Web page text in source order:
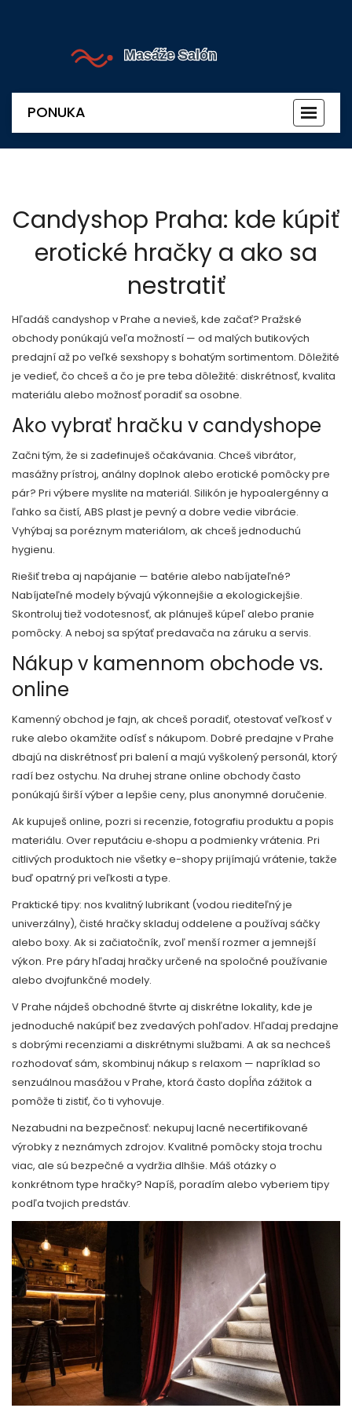
PONUKA
Candyshop Praha: kde kúpiť
erotické hračky a ako sa
nestratiť
Hľadáš candyshop v Prahe a nevieš, kde začať? Pražské
obchody ponúkajú veľa možností — od malých butikových
predajní až po veľké sexshopy s bohatým sortimentom. Dôležité
je vedieť, čo chceš a čo je pre teba dôležité: diskrétnosť, kvalita
materiálu alebo možnosť poradiť sa osobne.
Ako vybrať hračku v candyshope
Začni tým, že si zadefinuješ očakávania. Chceš vibrátor,
masážny prístroj, análny doplnok alebo erotické pomôcky pre
pár? Pri výbere myslite na materiál. Silikón je hypoalergénny a
ľahko sa čistí, ABS plast je pevný a dobre vedie vibrácie.
Vyhýbaj sa poréznym materiálom, ak chceš jednoduchú
hygienu.
Riešiť treba aj napájanie — batérie alebo nabíjateľné?
Nabíjateľné modely bývajú výkonnejšie a ekologickejšie.
Skontroluj tiež vodotesnosť, ak plánuješ kúpeľ alebo pranie
pomôcky. A neboj sa spýtať predavača na záruku a servis.
Nákup v kamennom obchode vs.
online
Kamenný obchod je fajn, ak chceš poradiť, otestovať veľkosť v
ruke alebo okamžite odísť s nákupom. Dobré predajne v Prahe
dbajú na diskrétnosť pri balení a majú vyškolený personál, ktorý
radí bez ostychu. Na druhej strane online obchody často
ponúkajú širší výber a lepšie ceny, plus anonymné doručenie.
Ak kupuješ online, pozri si recenzie, fotografiu produktu a popis
materiálu. Over reputáciu e‑shopu a podmienky vrátenia. Pri
citlivých produktoch nie všetky e-shopy prijímajú vrátenie, takže
buď opatrný pri veľkosti a type.
Praktické tipy: nos kvalitný lubrikant (vodou riediteľný je
univerzálny), čisté hračky skladuj oddelene a používaj sáčky
alebo boxy. Ak si začiatočník, zvoľ menší rozmer a jemnejší
výkon. Pre páry hľadaj hračky určené na spoločné používanie
alebo dvojfunkčné modely.
V Prahe nájdeš obchodné štvrte aj diskrétne lokality, kde je
jednoduché nakúpiť bez zvedavých pohľadov. Hľadaj predajne
s dobrými recenziami a diskrétnymi službami. A ak sa nechceš
rozhodovať sám, skombinuj nákup s relaxom — napríklad so
senzuálnou masážou v Prahe, ktorá často dopĺňa zážitok a
pomôže ti zistiť, čo ti vyhovuje.
Nezabudni na bezpečnosť: nekupuj lacné necertifikované
výrobky z neznámych zdrojov. Kvalitné pomôcky stoja trochu
viac, ale sú bezpečné a vydržia dlhšie. Máš otázky o
konkrétnom type hračky? Napíš, poradím alebo vyberiem tipy
podľa tvojich predstáv.